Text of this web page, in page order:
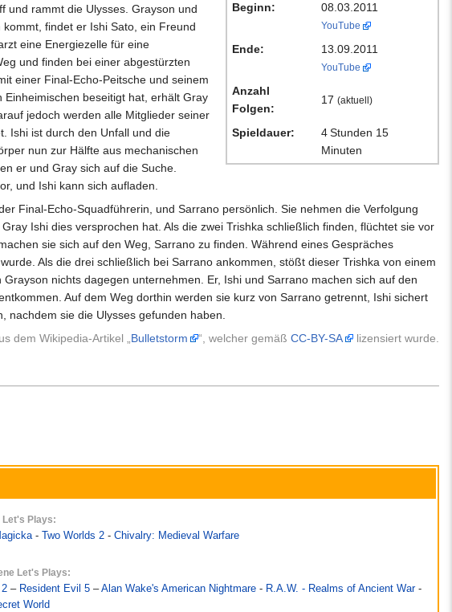
Beginn:
08.03.2011
YouTube
Ende: 13.09.2011
YouTube
Anzahl
Folgen:
17 (aktuell)
Spieldauer:
4 Stunden 15
Minuten
und rammt die Ulysses. Grayson und
findet er Ishi Sato, ein Freund
eine Energiezelle für eine
und finden bei einer abgestürzten
einer Final-Echo-Peitsche und seinem
beseitigt hat, erhält Gray
jedoch werden alle Mitglieder seiner
Ishi ist durch den Unfall und die
nun zur Hälfte aus mechanischen
er und Gray sich auf die Suche.
und Ishi kann sich aufladen.
Final-Echo-Squadführerin, und Sarrano persönlich. Sie nehmen die Verfolgung
Ishi dies versprochen hat. Als die zwei Trishka schließlich finden, flüchtet sie vor
sie sich auf den Weg, Sarrano zu finden. Während eines Gespräches
Als die drei schließlich bei Sarrano ankommen, stößt dieser Trishka von einem
nichts dagegen unternehmen. Er, Ishi und Sarrano machen sich auf den
Auf dem Weg dorthin werden sie kurz von Sarrano getrennt, Ishi sichert
nachdem sie die Ulysses gefunden haben.
dem Wikipedia-Artikel „Bulletstorm “, welcher gemäß CC-BY-SA lizensiert wurde.
Plays:
- Two Worlds 2 - Chivalry: Medieval Warfare
Let's Plays:
2 – Resident Evil 5 –Alan Wake's American Nightmare - R.A.W. - Realms of Ancient War-
World